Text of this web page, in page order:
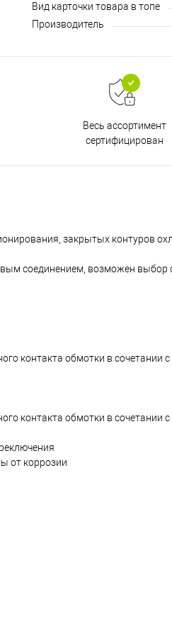
Вид карточки товара в топе
Производитель
Весь ассортимент
сертифицирован
закрытых контуров
соединением, возможен выбор
контакта обмотки в сочетании
контакта обмотки в сочетании
от коррозии